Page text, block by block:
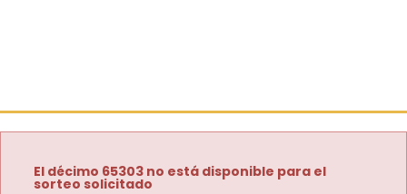
El décimo 65303 no está disponible para el
sorteo solicitado